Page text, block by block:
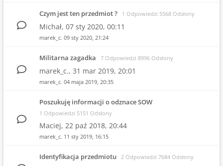
Czym jest ten przedmiot ? 1 Odpowiedzi 5568 Odsłony
Michał, 07 sty 2020, 00:11
marek_c. 09 sty 2020, 21:24
Militarna zagadka 7 Odpowiedzi 8996 Odsłony
marek_c., 31 mar 2019, 20:01
marek_c. 04 maja 2019, 20:35
Poszukuję informacji o odznace SOW
1 Odpowiedzi 5151 Odsłony
Maciej, 22 paź 2018, 20:44
marek_c. 11 sty 2019, 16:15
Identyfikacja przedmiotu 2 Odpowiedzi 7684 Odsłony